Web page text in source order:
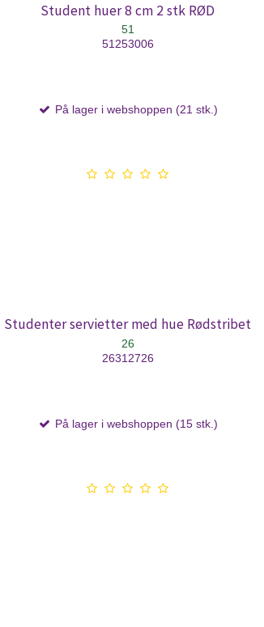
Student huer 8 cm 2 stk RØD
51
51253006
På lager i webshoppen (21 stk.)
Studenter servietter med hue Rødstribet
26
26312726
På lager i webshoppen (15 stk.)